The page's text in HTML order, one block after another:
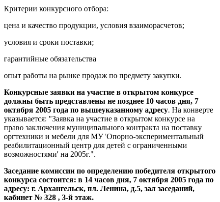
Критерии конкурсного отбора:
цена и качество продукции, условия взаиморасчетов;
условия и сроки поставки;
гарантийные обязательства
опыт работы на рынке продаж по предмету закупки.
Конкурсные заявки на участие в открытом конкурсе
должны быть представлены не позднее 10 часов дня, 7
октября 2005 года по вышеуказанному адресу. На конверте
указывается: "Заявка на участие в открытом конкурсе на
право заключения муниципального контракта на поставку
оргтехники и мебели для МУ 'Опорно-экспериментальный
реабилитационный центр для детей с ограниченными
возможностями' на 2005г.".
Заседание комиссии по определению победителя открытого
конкурса состоится: в 14 часов дня, 7 октября 2005 года по
адресу: г. Архангельск, пл. Ленина, д.5, зал заседаний,
кабинет № 328 , 3-й этаж.